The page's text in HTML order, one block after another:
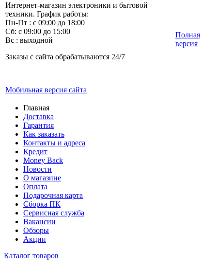
Интернет-магазин электроники и бытовой
техники. График работы:
Пн-Пт : с 09:00 до 18:00
Сб: с 09:00 до 15:00
Вс : выходной
Заказы с сайта обрабатываются 24/7
Мобильная версия сайта
Полная
версия
Главная
Доставка
Гарантия
Как заказать
Контакты и адреса
Кредит
Money Back
Новости
О магазине
Оплата
Подарочная карта
Сборка ПК
Сервисная служба
Вакансии
Обзоры
Акции
Каталог товаров